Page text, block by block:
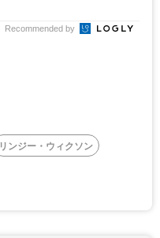
Recommended by
リンジー・ウィクソン